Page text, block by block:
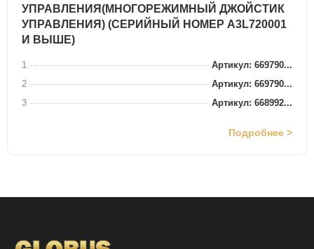
УПРАВЛЕНИЯ(МНОГОРЕЖИМНЫЙ ДЖОЙСТИК
УПРАВЛЕНИЯ) (СЕРИЙНЫЙ НОМЕР A3L720001
И ВЫШЕ)
1
Артикул: 669790...
2
Артикул: 669790...
3
Артикул: 668992...
Подробнее >